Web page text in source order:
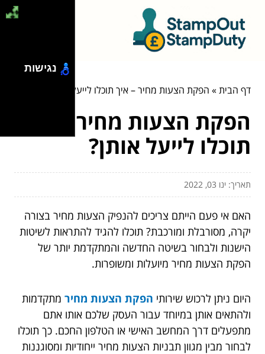
דף הבית» הפקת הצעות מחיר – איך תוכלו לייעל אותן?
הפקת הצעות מחיר – איך
תוכלו לייעל אותן?
תאריך: ינו 03, 2022
האם אי פעם הייתם צריכים להנפיק הצעות מחיר בצורה
יקרה, מסורבלת ומורכבת? תוכלו להגיד להתראות לשיטות
הישנות ולבחור בשיטה החדשה והמתקדמת יותר של
הפקת הצעות מחיר מיועלות ומשופרות.
היום ניתן לרכוש שירותי הפקת הצעות מחיר מתקדמות
ולהתאים אותן במיוחד עבור העסק שלכם אותו אתם
מתפעלים דרך המחשב האישי או הטלפון החכם. כך תוכלו
לבחור מבין מגוון תבניות הצעות מחיר ייחודיות ומסוגננות
נגישות